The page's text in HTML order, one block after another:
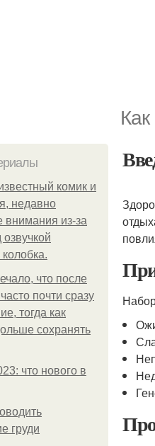
комик и
недавно
внимания из-за
что после
почти сразу
тогда как
сохранять
что нового в
груди